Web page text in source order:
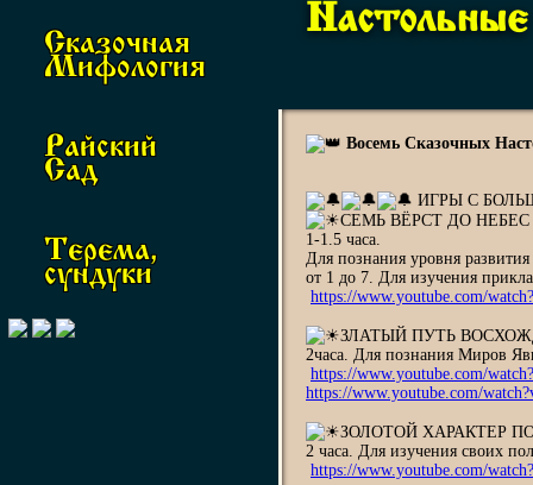
Сказочная
Мифология
Райский
Сад
Терема,
сундуки
Восемь Сказочных
ИГРЫ С
СЕМЬ ВЁРСТ ДО НЕБЕС И
1-1.5 часа.
Для познания уровня
от 1 до 7. Для изучения
https://www.youtube.com/
ЗЛАТЫЙ ПУТЬ
2часа. Для познания Миров
https://www.youtube.com/
https://www.youtube.com/
ЗОЛОТОЙ ХАРАКТЕР ПО
2 часа. Для изучения своих
https://www.youtube.com/